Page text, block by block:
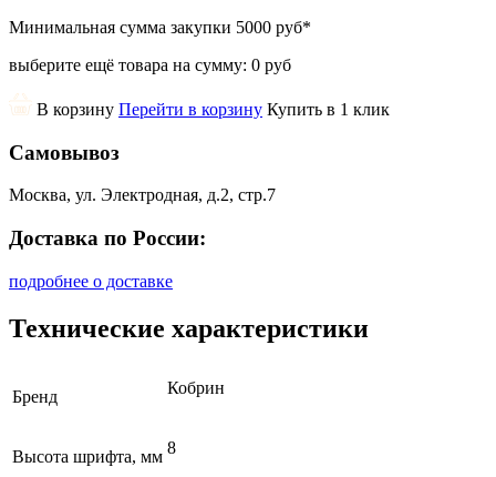
Минимальная сумма закупки 5000 руб*
выберите ещё товара на сумму: 0 руб
В корзину Перейти в корзину Купить в 1 клик
Самовывоз
Москва, ул. Электродная, д.2, стр.7
Доставка по России:
подробнее о доставке
Технические характеристики
Бренд Кобрин
Высота шрифта, мм 8